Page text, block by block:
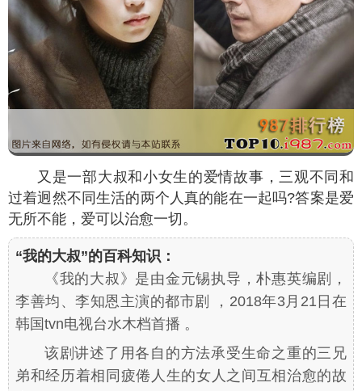
又是一部大叔和小女生的爱情故事，三观不同和
过着迥然不同生活的两个人真的能在一起吗?答案是爱
无所不能，爱可以治愈一切。
“我的大叔”的百科知识：
《我的大叔》是由金元锡执导，朴惠英编剧，
李善均、李知恩主演的都市剧 ，2018年3月21日在
韩国tvn电视台水木档首播 。
该剧讲述了用各自的方法承受生命之重的三兄
弟和经历着相同疲倦人生的女人之间互相治愈的故